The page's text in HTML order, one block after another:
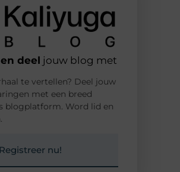
deel jouw blog met
te vertellen? Deel jouw
met een breed
blogplatform. Word lid en
Registreer nu!